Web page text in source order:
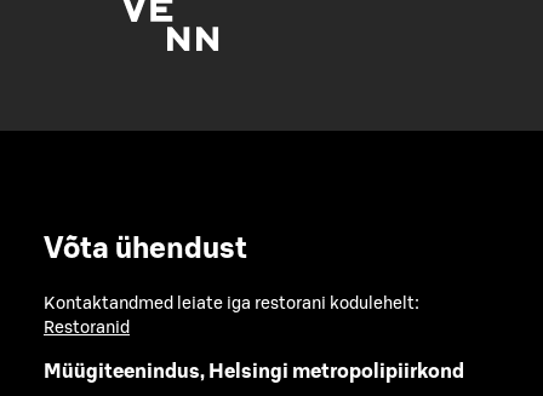
Võta ühendust
Kontaktandmed leiate iga restorani kodulehelt:
Restoranid
Müügiteenindus, Helsingi metropolipiirkond